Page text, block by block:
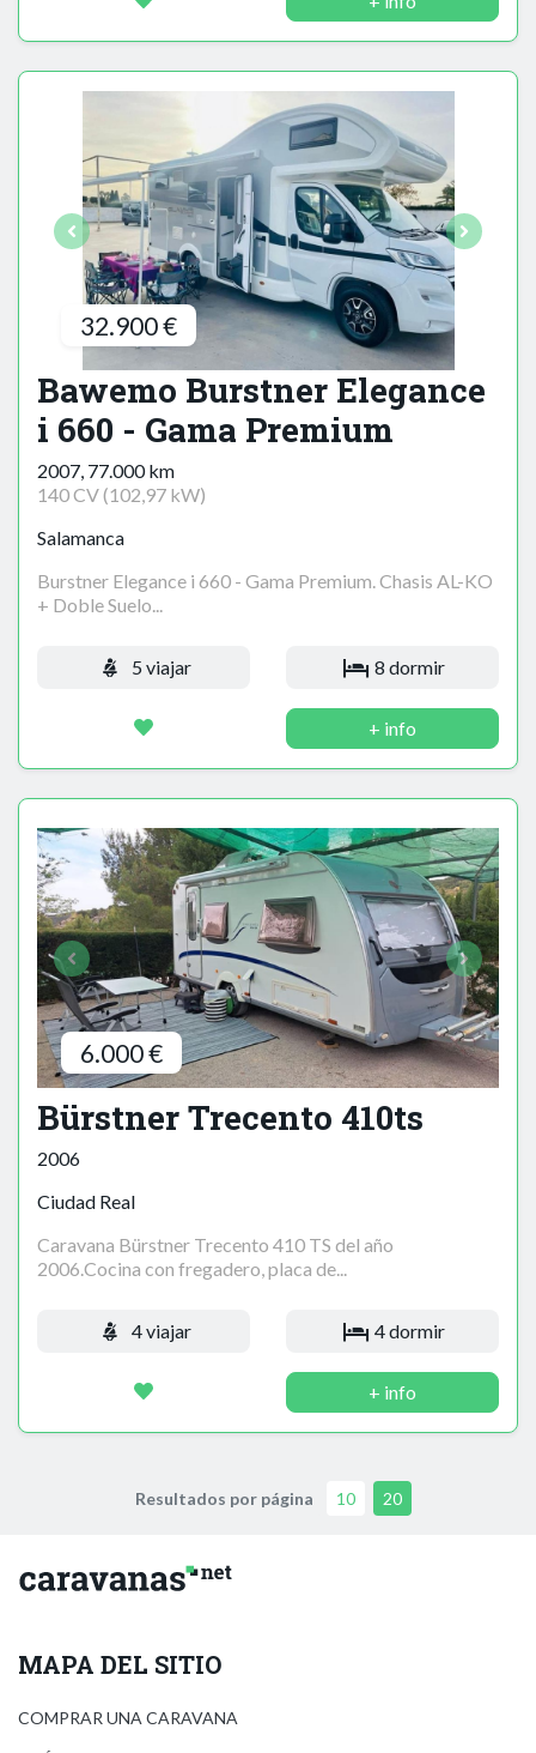
32.900 €
Bawemo Burstner Elegance
i 660 - Gama Premium
2007, 77.000 km
140 CV (102,97 kW)
Salamanca
Burstner Elegance i 660 - Gama Premium. Chasis AL-KO
+ Doble Suelo...
5 viajar 8 dormir
+ info
6.000 €
Bürstner Trecento 410ts
2006
Ciudad Real
Caravana Bürstner Trecento 410 TS del año
2006.Cocina con fregadero, placa de...
4 viajar 4 dormir
+ info
Resultados por página 10 20
MAPA DEL SITIO
COMPRAR UNA CARAVANA